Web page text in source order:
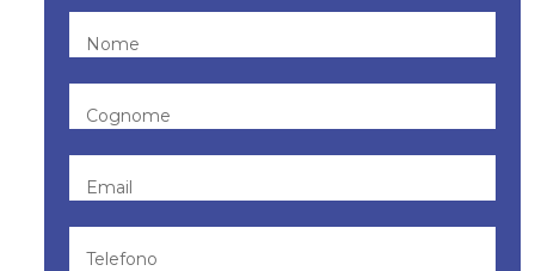
Nome
Cognome
Email
Telefono